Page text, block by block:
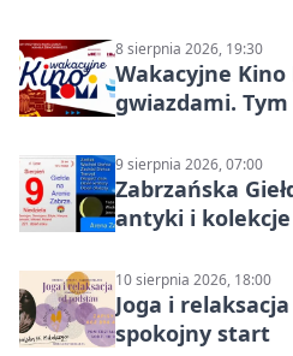
8 sierpnia 2026, 19:30
Wakacyjne Kino
gwiazdami.
9 sierpnia 2026, 07:00
Zabrzańska
antyki i kolekcje
10 sierpnia 2026, 18:00
Joga i
spokojny start